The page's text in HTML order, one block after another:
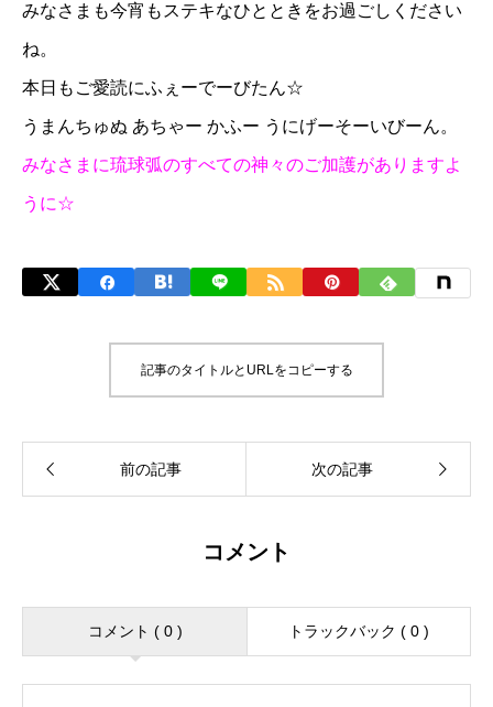
みなさまも今宵もステキなひとときをお過ごしください
ね。
本日もご愛読にふぇーでーびたん☆
うまんちゅぬ あちゃー かふー うにげーそーいびーん。
みなさまに琉球弧のすべての神々のご加護がありますよ
うに☆
記事のタイトルとURLをコピーする
コメント
コメント ( 0 ) トラックバック ( 0 )